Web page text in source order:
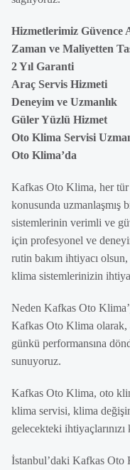
Hizmetlerimiz Güvence
Zaman ve Maliyetten
2 Yıl Garanti
Araç Servis Hizmeti
Deneyim ve Uzmanlık
Güler Yüzlü Hizmet
Oto Klima Servisi
Oto Klima’da
Kafkas Oto Klima, her
konusunda uzmanlaşmış
sistemlerinin verimli ve
için profesyonel ve
rutin bakım ihtiyacı
klima sistemlerinizin
Neden Kafkas Oto
Kafkas Oto Klima olarak,
günkü performansına
sunuyoruz.
Kafkas Oto Klima, oto
klima servisi, klima
gelecekteki
İstanbul’daki Kafkas